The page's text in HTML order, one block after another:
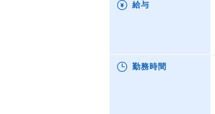
給与
勤務時間